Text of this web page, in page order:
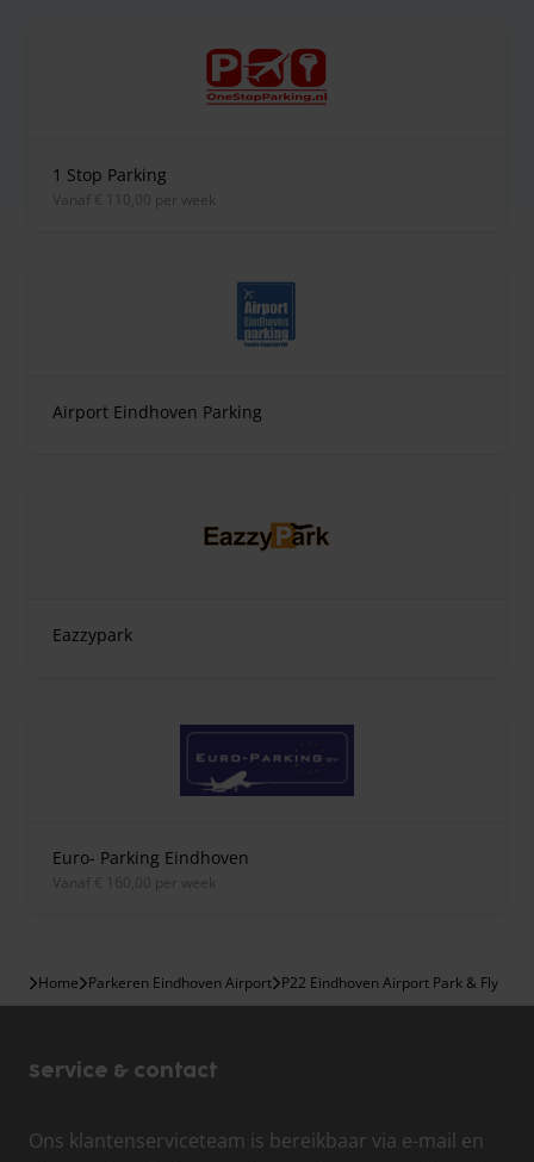
1 Stop Parking
vanaf € 110,00 per week
Airport Eindhoven Parking
Eazzypark
Euro- Parking Eindhoven
vanaf € 160,00 per week
Home Parkeren Eindhoven Airport P22 Eindhoven Airport Park & Fly
Service & contact
Ons klantenserviceteam is bereikbaar via e-mail en